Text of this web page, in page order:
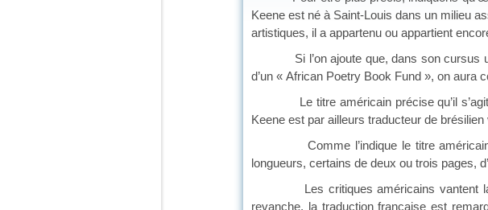
Keene est né à Saint-Louis dans un milieu
artistiques, il a appartenu ou appartient
Si l’on ajoute que, dans son cursus
d’un « African Poetry Book Fund », on aura
Le titre américain précise qu’il
Keene est par ailleurs traducteur de brésilien
Comme l’indique le titre américain
longueurs, certains de deux ou trois pages,
Les critiques américains vantent la
revanche, la traduction française est